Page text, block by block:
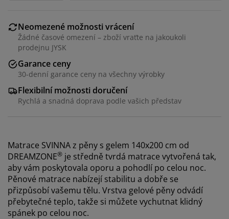
Neomezené možnosti vrácení
Žádné časové omezení – zboží vraťte na jakoukoli
prodejnu JYSK
Garance ceny
30-denní garance ceny na všechny výrobky
Flexibilní možnosti doručení
Rychlá a snadná doprava podle vašich představ
Matrace SVINNA z pěny s gelem 140x200 cm od
DREAMZONE® je středně tvrdá matrace vytvořená tak,
aby vám poskytovala oporu a pohodlí po celou noc.
Pěnové matrace nabízejí stabilitu a dobře se
přizpůsobí vašemu tělu. Vrstva gelové pěny odvádí
přebytečné teplo, takže si můžete vychutnat klidný
spánek po celou noc.